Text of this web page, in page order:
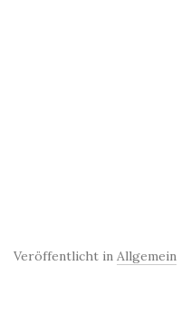
Veröffentlicht in Allgemein